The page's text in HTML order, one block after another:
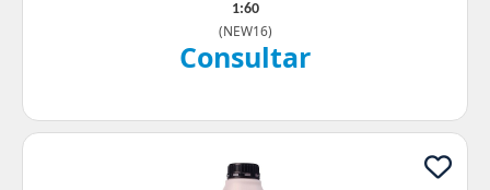
1:60
(NEW16)
Consultar